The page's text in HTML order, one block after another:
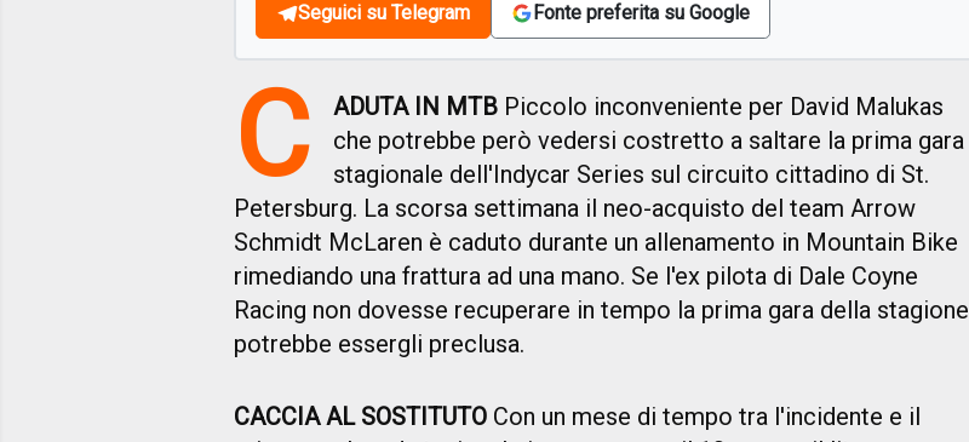
Seguici su Telegram Fonte preferita su Google
C ADUTA IN MTB Piccolo inconveniente per David Malukas
che potrebbe però vedersi costretto a saltare la prima gara
stagionale dell'Indycar Series sul circuito cittadino di St.
Petersburg. La scorsa settimana il neo-acquisto del team Arrow
Schmidt McLaren è caduto durante un allenamento in Mountain Bike
rimediando una frattura ad una mano. Se l'ex pilota di Dale Coyne
Racing non dovesse recuperare in tempo la prima gara della stagione
potrebbe essergli preclusa.
CACCIA AL SOSTITUTO Con un mese di tempo tra l'incidente e il